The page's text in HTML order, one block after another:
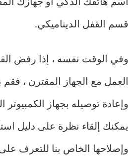
اسم هاتفك الذكي أو جهازك
قسم القفل الديناميكي.
وفي الوقت نفسه ، إذا رفض
العمل مع الجهاز المقترن ، فقم
وإعادة توصيله بجهاز الكمبيوتر
يمكنك إلقاء نظرة على دليل
وإصلاحها الخاص بنا للتعرف